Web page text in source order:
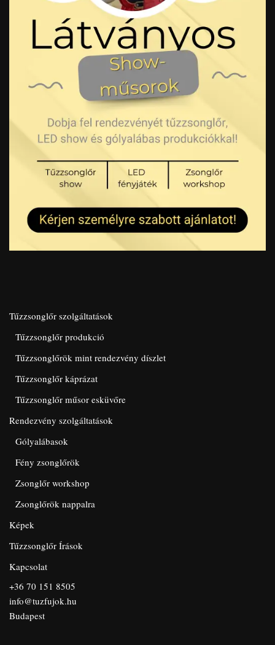
Tűzzsonglőr szolgáltatások
Tűzzsonglőr produkció
Tűzzsonglőrök mint rendezvény díszlet
Tűzzsonglőr káprázat
Tűzzsonglőr műsor esküvőre
Rendezvény szolgáltatások
Gólyalábasok
Fény zsonglőrök
Zsonglőr workshop
Zsonglőrök nappalra
Képek
Tűzzsonglőr Írások
Kapcsolat
+36 70 151 8505
info@tuzfujok.hu
Budapest